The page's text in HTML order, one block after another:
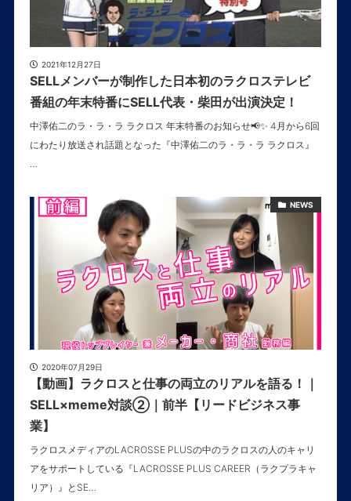
2021年12月27日
SELLメンバーが制作した日本初のラクロステレビ
番組の年末特番にSELL代表・柴田が出演決定！
中澤佑二のラ・ラ・ラ ラクロス 年末特番のお知らせ📢✨ 4月から6回
にわたり放送され話題となった『中澤佑二のラ・ラ・ラ ラクロス』
NEWS
2020年07月29日
【動画】ラクロスと仕事の両立のリアルを語る！｜
SELL×meme対談②｜前半【リードビジネス事
業】
ラクロスメディアのLACROSSE PLUSの中のラクロスの人のキャリ
アをサポートしている『LACROSSE PLUS CAREER（ラクプラキャ
リア）』とSE…